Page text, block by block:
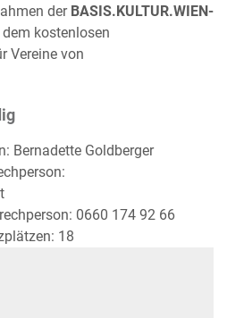
der BASIS.KULTUR.WIEN-
kostenlosen
Vereine von
Bernadette Goldberger
0660 174 92 66
18